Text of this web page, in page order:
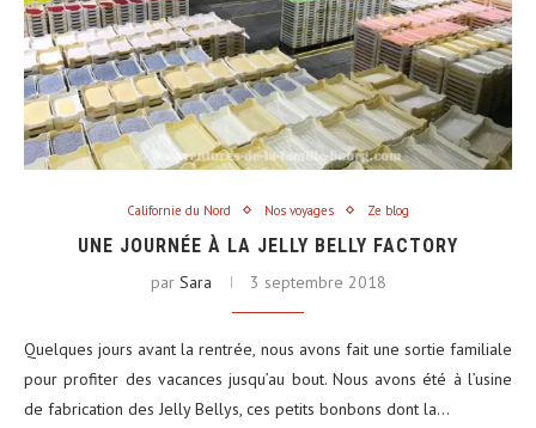
Californie du Nord Nos voyages Ze blog
UNE JOURNÉE À LA JELLY BELLY FACTORY
par Sara 3 septembre 2018
Quelques jours avant la rentrée, nous avons fait une sortie familiale
pour profiter des vacances jusqu’au bout. Nous avons été à l’usine
de fabrication des Jelly Bellys, ces petits bonbons dont la…